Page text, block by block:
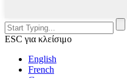
ESC για κλείσιμο
English
French